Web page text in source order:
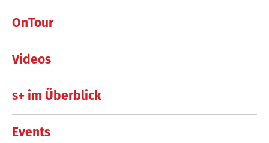
OnTour
Videos
s+ im Überblick
Events